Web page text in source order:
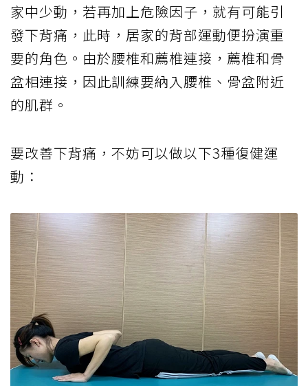
家中少動，若再加上危險因子，就有可能引
發下背痛，此時，居家的背部運動便扮演重
要的角色。由於腰椎和薦椎連接，薦椎和骨
盆相連接，因此訓練要納入腰椎、骨盆附近
的肌群。
要改善下背痛，不妨可以做以下3種復健運
動：